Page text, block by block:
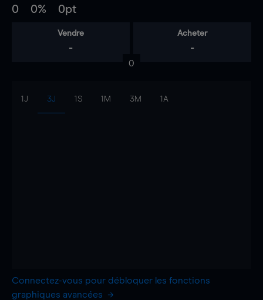
0 0% 0pt
Vendre
-
Acheter
-
0
1J 3J 1S 1M 3M 1A
Connectez-vous pour débloquer les fonctions
graphiques avancées